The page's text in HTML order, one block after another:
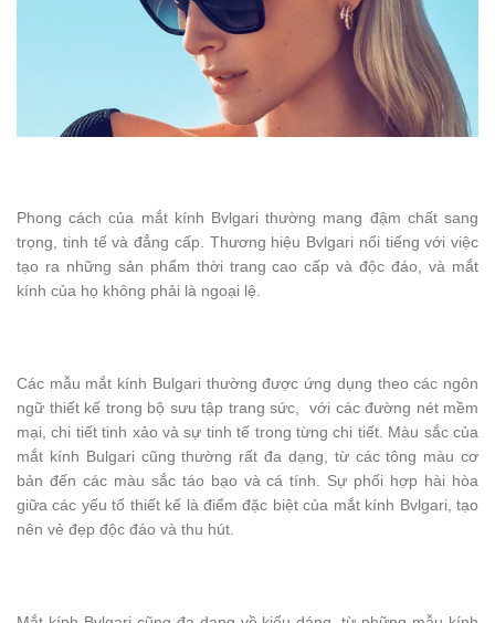
Phong cách của mắt kính Bvlgari thường mang đậm chất sang
trọng, tinh tế và đẳng cấp. Thương hiệu Bvlgari nổi tiếng với việc
tạo ra những sản phẩm thời trang cao cấp và độc đáo, và mắt
kính của họ không phải là ngoại lệ.
Các mẫu mắt kính Bulgari thường được ứng dụng theo các ngôn
ngữ thiết kế trong bộ sưu tập trang sức, với các đường nét mềm
mại, chi tiết tinh xảo và sự tinh tế trong từng chi tiết. Màu sắc của
mắt kính Bulgari cũng thường rất đa dạng, từ các tông màu cơ
bản đến các màu sắc táo bạo và cá tính. Sự phối hợp hài hòa
giữa các yếu tố thiết kế là điểm đặc biệt của mắt kính Bvlgari, tạo
nên vẻ đẹp độc đáo và thu hút.